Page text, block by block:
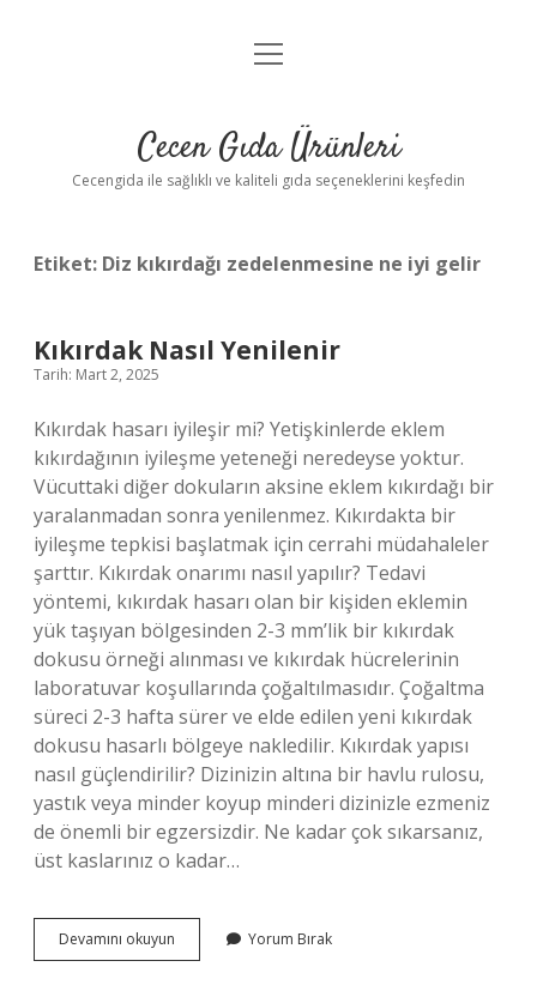
Anasayfa
Yasal Uyarı
menüyü
Cecen Gıda Ürünleri
Cecengida ile sağlıklı ve kaliteli gıda seçeneklerini keşfedin
Etiket: Diz kıkırdağı zedelenmesine ne iyi gelir
Kıkırdak Nasıl Yenilenir
Tarih: Mart 2, 2025
Kıkırdak hasarı iyileşir mi? Yetişkinlerde eklem
kıkırdağının iyileşme yeteneği neredeyse yoktur.
Vücuttaki diğer dokuların aksine eklem kıkırdağı bir
yaralanmadan sonra yenilenmez. Kıkırdakta bir
iyileşme tepkisi başlatmak için cerrahi müdahaleler
şarttır. Kıkırdak onarımı nasıl yapılır? Tedavi
yöntemi, kıkırdak hasarı olan bir kişiden eklemin
yük taşıyan bölgesinden 2-3 mm’lik bir kıkırdak
dokusu örneği alınması ve kıkırdak hücrelerinin
laboratuvar koşullarında çoğaltılmasıdır. Çoğaltma
süreci 2-3 hafta sürer ve elde edilen yeni kıkırdak
dokusu hasarlı bölgeye nakledilir. Kıkırdak yapısı
nasıl güçlendirilir? Dizinizin altına bir havlu rulosu,
yastık veya minder koyup minderi dizinizle ezmeniz
de önemli bir egzersizdir. Ne kadar çok sıkarsanız,
üst kaslarınız o kadar…
Devamını okuyun Kıkırdak
Nasıl
Yorum Bırak